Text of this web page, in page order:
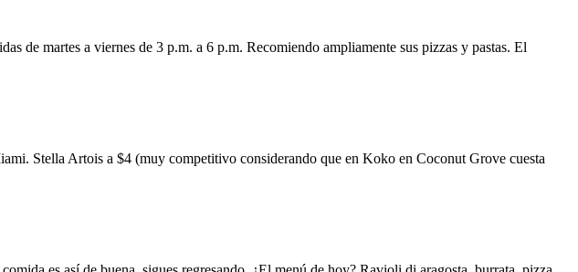
de martes a viernes de 3 p.m. a 6 p.m. Recomiendo ampliamente sus pizzas y pastas. El
Stella Artois a $4 (muy competitivo considerando que en Koko en Coconut Grove cuesta